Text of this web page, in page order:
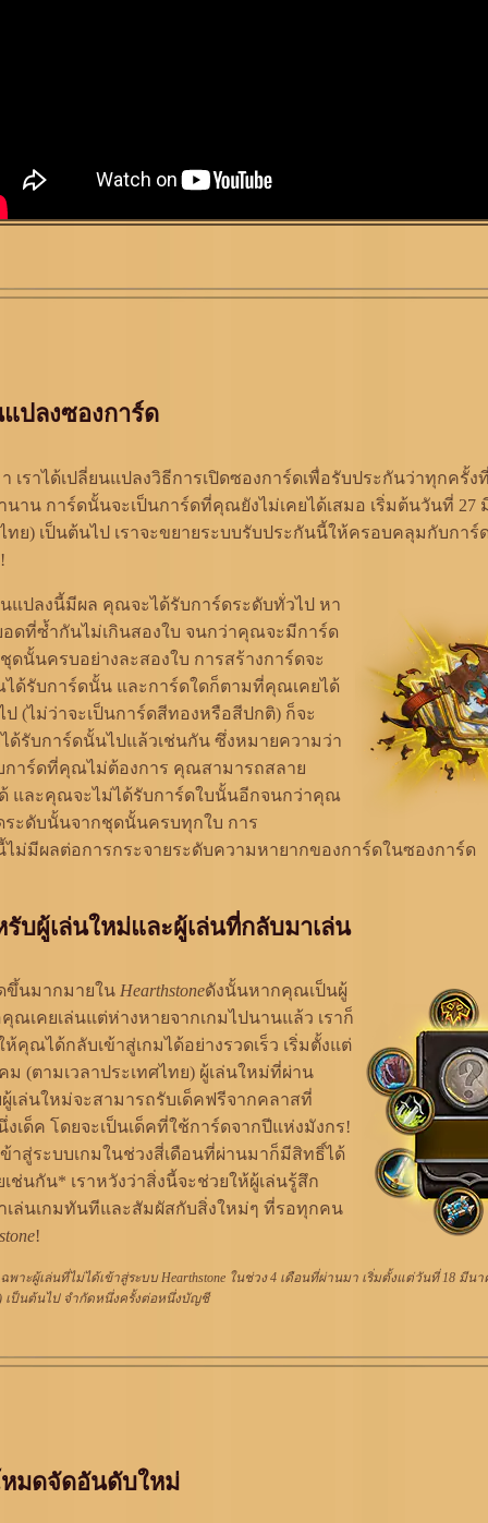
ปลงซองการ์ด
เราได้เปลี่ยนแปลงวิธีการเปิดซองการ์ดเพื่อรับประกันว่าทุกครั้
นาน การ์ดนั้นจะเป็นการ์ดที่คุณยังไม่เคยได้เสมอ เริ่มต้นวันที่ 27
ไทย) เป็นต้นไป เราจะขยายระบบรับประกันนี้ให้ครอบคลุมกับการ์
นแปลงนี้มีผล คุณจะได้รับการ์ดระดับทั่วไป หา
ดที่ซ้ำกันไม่เกินสองใบ จนกว่าคุณจะมีการ์ด
ดนั้นครบอย่างละสองใบ การสร้างการ์ดจะ
ด้รับการ์ดนั้น และการ์ดใดก็ตามที่คุณเคยได้
ป (ไม่ว่าจะเป็นการ์ดสีทองหรือสีปกติ) ก็จะ
ด้รับการ์ดนั้นไปแล้วเช่นกัน ซึ่งหมายความว่า
าร์ดที่คุณไม่ต้องการ คุณสามารถสลาย
และคุณจะไม่ได้รับการ์ดใบนั้นอีกจนกว่าคุณ
ระดับนั้นจากชุดนั้นครบทุกใบ การ
ไม่มีผลต่อการกระจายระดับความหายากของการ์ดในซองการ์ด
บผู้เล่นใหม่และผู้เล่นที่กลับมาเล่น
ขึ้นมากมายใน Hearthstoneดังนั้นหากคุณเป็นผู้
ณเคยเล่นแต่ห่างหายจากเกมไปนานแล้ว เราก็
คุณได้กลับเข้าสู่เกมได้อย่างรวดเร็ว เริ่มตั้งแต่
ม (ตามเวลาประเทศไทย) ผู้เล่นใหม่ที่ผ่าน
เล่นใหม่จะสามารถรับเด็คฟรีจากคลาสที่
งเด็ค โดยจะเป็นเด็คที่ใช้การ์ดจากปีแห่งมังกร!
ข้าสู่ระบบเกมในช่วงสี่เดือนที่ผ่านมาก็มีสิทธิ์ได้
ช่นกัน* เราหวังว่าสิ่งนี้จะช่วยให้ผู้เล่นรู้สึก
เล่นเกมทันทีและสัมผัสกับสิ่งใหม่ๆ ที่รอทุกคน
!
พาะผู้เล่นที่ไม่ได้เข้าสู่ระบบ Hearthstone ในช่วง 4 เดือนที่ผ่านมา เริ่มตั้งแต่วันที่ 18 มีน
) เป็นต้นไป จำกัดหนึ่งครั้งต่อหนึ่งบัญชี
หมดจัดอันดับใหม่